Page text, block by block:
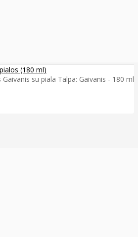
(180 ml)
su piala Talpa: Gaivanis - 180 ml